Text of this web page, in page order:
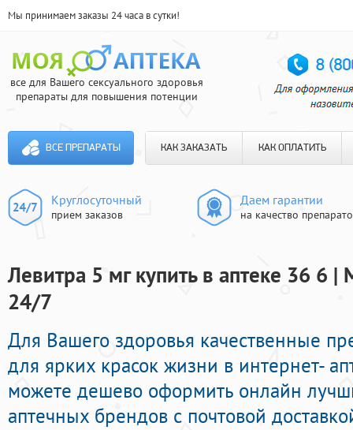
Мы принимаем заказы 24 часа в сутки!
все для Вашего сексуального здоровья
препараты для повышения потенции
ВСЕ ПРЕПАРАТЫ КАК ЗАКАЗАТЬ КАК ОПЛАТИТЬ
Круглосуточный
прием заказов
Даем гарантии
на качество
Левитра 5 мг купить в аптеке 36 6 |
24/7
Для Вашего здоровья качественные
для ярких красок жизни в интернет-
можете дешево оформить онлайн
аптечных брендов с почтовой